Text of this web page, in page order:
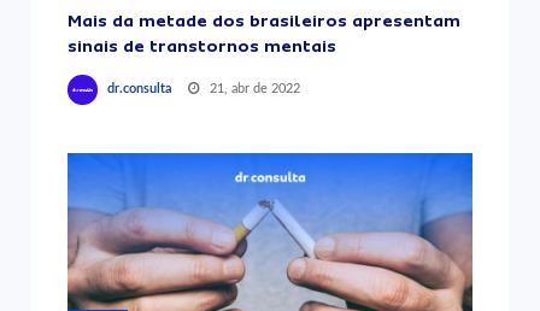
Mais da metade dos brasileiros apresentam
sinais de transtornos mentais
dr.consulta 21, abr de 2022